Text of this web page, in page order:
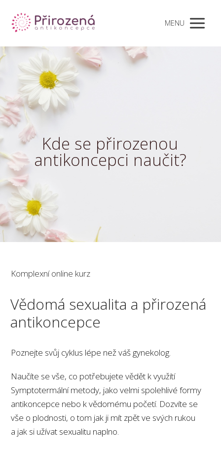
MENU
Kde se přirozenou
antikoncepci naučit?
Komplexní online kurz
Vědomá sexualita a přirozená
antikoncepce
Poznejte svůj cyklus lépe než váš gynekolog.
Naučíte se vše, co potřebujete vědět k využítí
Symptotermální metody, jako velmi spolehlivé formy
antikoncepce nebo k vědomému početí. Dozvíte se
vše o plodnosti, o tom jak ji mít zpět ve svých rukou
a jak si užívat sexualitu naplno.